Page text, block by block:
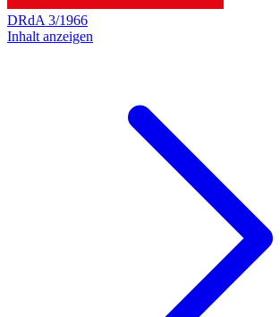
DRdA 3/1966
Inhalt anzeigen